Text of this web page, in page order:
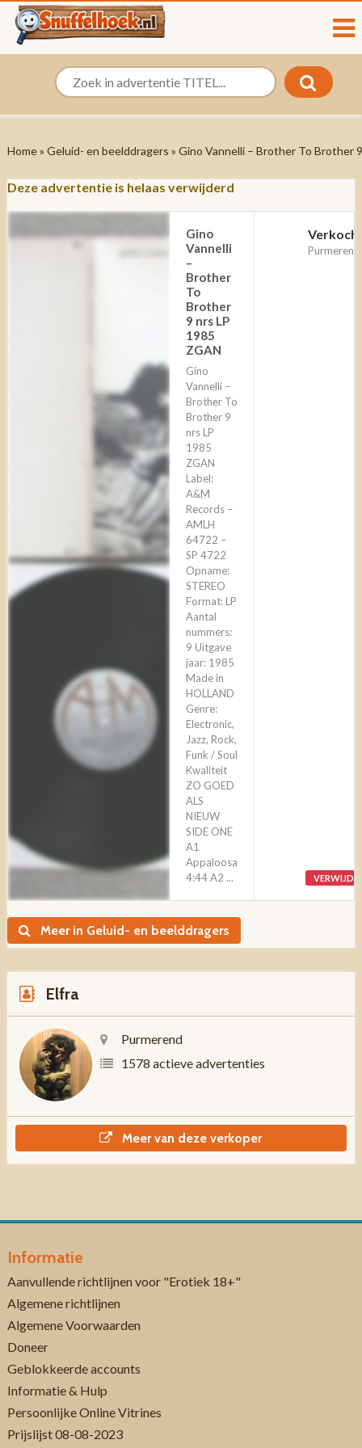
Home» Geluid- en beelddragers » Gino Vannelli – Brother To Brother
Deze advertentie is helaas verwijderd
Gino
Vannelli
–
Brother
To
Brother
9 nrs LP
1985
ZGAN
Gino
Vannelli –
Brother To
Brother 9
nrs LP
1985
ZGAN
Label:
A&M
Records –
AMLH
64722 –
SP 4722
Opname:
STEREO
Format: LP
Aantal
nummers:
9 Uitgave
jaar: 1985
Made in
HOLLAND
Genre:
Electronic,
Jazz, Rock,
Funk / Soul
Kwaliteit
ZO GOED
ALS
NIEUW
SIDE ONE
A1
Appaloosa
4:44 A2 ...
Meer in Geluid- en beelddragers
Elfra
Purmerend
1578 actieve advertenties
Meer van deze verkoper
Informatie
Aanvullende richtlijnen voor "Erotiek 18+"
Algemene richtlijnen
Algemene Voorwaarden
Doneer
Geblokkeerde accounts
Informatie & Hulp
Persoonlijke Online Vitrines
Prijslijst 08-08-2023